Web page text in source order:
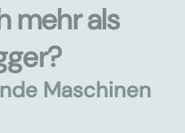
mehr als
Maschinen